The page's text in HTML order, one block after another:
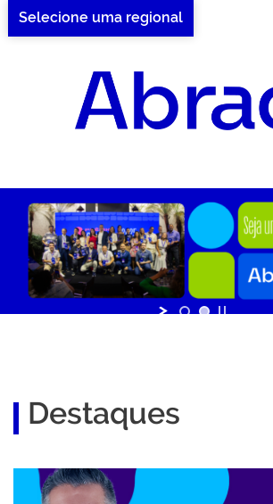
Selecione uma regional
Destaques
Intenção de busca: por que é tão